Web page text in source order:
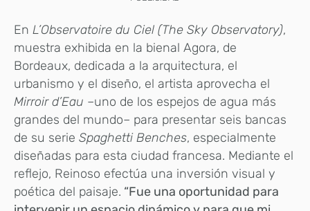
En L’Observatoire du Ciel (The Sky Observatory),
muestra exhibida en la bienal Agora, de
Bordeaux, dedicada a la arquitectura, el
urbanismo y el diseño, el artista aprovecha el
Mirroir d’Eau –uno de los espejos de agua más
grandes del mundo– para presentar seis bancas
de su serie Spaghetti Benches, especialmente
diseñadas para esta ciudad francesa. Mediante el
reflejo, Reinoso efectúa una inversión visual y
poética del paisaje. “Fue una oportunidad para